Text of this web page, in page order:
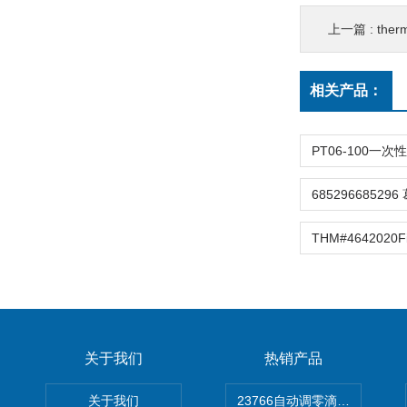
上一篇 :
相关产品：
关于我们
关于我们
热销产品